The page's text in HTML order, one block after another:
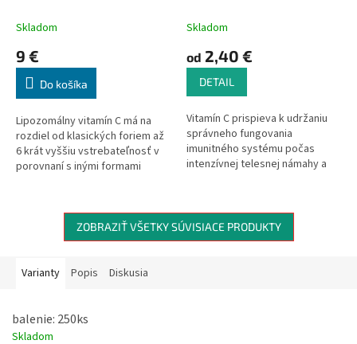
Skladom
9 €
Do košíka
Lipozomálny vitamín C má na
rozdiel od klasických foriem až
6 krát vyššiu vstrebateľnosť v
porovnaní s inými formami
Skladom
od 2,40 €
DETAIL
Vitamín C prispieva k udržaniu
správneho fungovania
imunitného systému počas
intenzívnej telesnej námahy a
kostí, chrupaviek, zubov,
pokožky. Vitamín C prispieva k
správnemu fungovaniu
ZOBRAZIŤ VŠETKY SÚVISIACE PRODUKTY
Varianty Popis Diskusia
balenie: 250ks
Skladom